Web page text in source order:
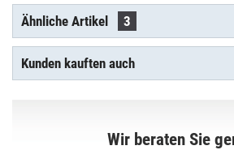
Ähnliche Artikel 3
Kunden kauften auch
Wir beraten Sie